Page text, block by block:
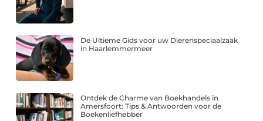
De Ultieme Gids voor uw Dierenspeciaalzaak
in Haarlemmermeer
Ontdek de Charme van Boekhandels in
Amersfoort: Tips & Antwoorden voor de
Boekenliefhebber